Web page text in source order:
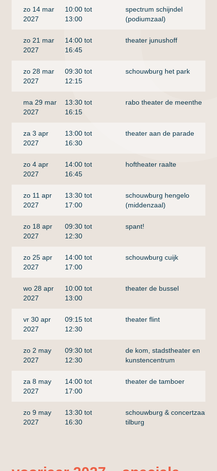
zo 14 mar
2027
10:00 tot
13:00
spectrum schijndel
(podiumzaal)
zo 21 mar
2027
14:00 tot
16:45
theater junushoff
zo 28 mar
2027
09:30 tot
12:15
schouwburg het park
ma 29 mar
2027
13:30 tot
16:15
rabo theater de meenthe
za 3 apr
2027
13:00 tot
16:30
theater aan de parade
zo 4 apr
2027
14:00 tot
16:45
hoftheater raalte
zo 11 apr
2027
13:30 tot
17:00
schouwburg hengelo
(middenzaal)
zo 18 apr
2027
09:30 tot
12:30
spant!
zo 25 apr
2027
14:00 tot
17:00
schouwburg cuijk
wo 28 apr
2027
10:00 tot
13:00
theater de bussel
vr 30 apr
2027
09:15 tot
12:30
theater flint
zo 2 may
2027
09:30 tot
12:30
de kom, stadstheater en
kunstencentrum
za 8 may
2027
14:00 tot
17:00
theater de tamboer
zo 9 may
2027
13:30 tot
16:30
schouwburg & concertzaal
tilburg